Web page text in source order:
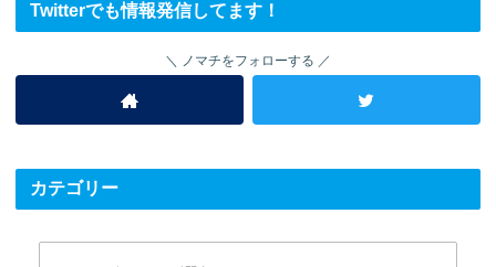
Twitterでも情報発信してます！
ノマチをフォローする
カテゴリー